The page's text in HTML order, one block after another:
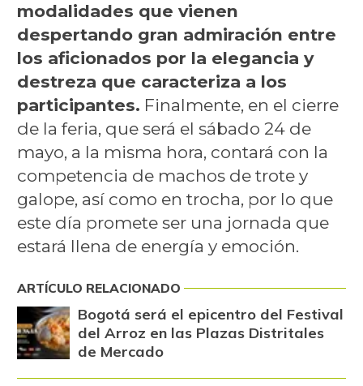
modalidades que vienen
despertando gran admiración entre
los aficionados por la elegancia y
destreza que caracteriza a los
participantes. Finalmente, en el cierre
de la feria, que será el sábado 24 de
mayo, a la misma hora, contará con la
competencia de machos de trote y
galope, así como en trocha, por lo que
este día promete ser una jornada que
estará llena de energía y emoción.
ARTÍCULO RELACIONADO
Bogotá será el epicentro del Festival
del Arroz en las Plazas Distritales
de Mercado